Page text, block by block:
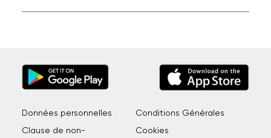
Données personnelles Conditions Générales
Clause de non- Cookies